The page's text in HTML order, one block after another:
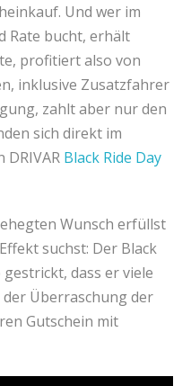
Und wer im
Rate bucht, erhält
profitiert also von
inklusive Zusatzfahrer
zahlt aber nur den
sich direkt im
Black Ride Day
Wunsch erfüllst
suchst: Der Black
dass er viele
Überraschung der
Gutschein mit